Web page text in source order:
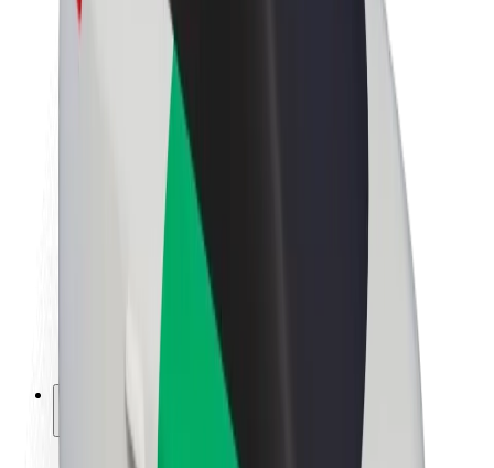
Project Zero
Sala de prensa
Directrices de la marca
Relación con inversores
Liderazgo
Fondo Urbano
Seguridad para usuarios